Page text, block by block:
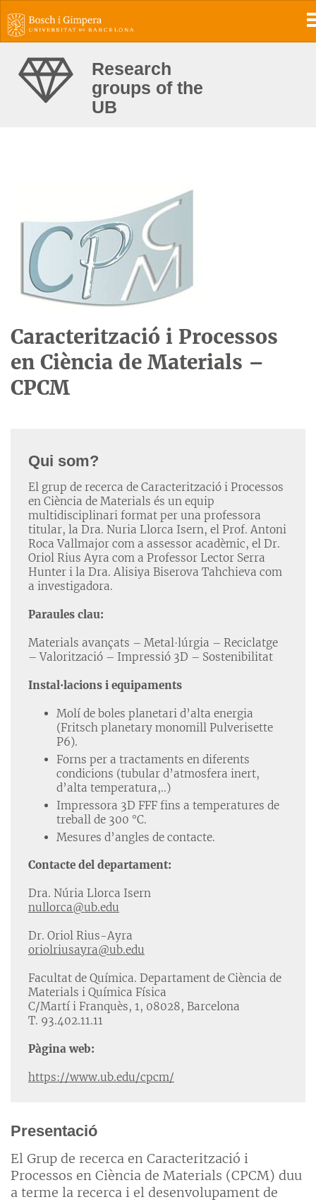
Research
groups of the
UB
Caracterització i Processos
en Ciència de Materials –
CPCM
Qui som?
El grup de recerca de Caracterització i Processos
en Ciència de Materials és un equip
multidisciplinari format per una professora
titular, la Dra. Nuria Llorca Isern, el Prof. Antoni
Roca Vallmajor com a assessor acadèmic, el Dr.
Oriol Rius Ayra com a Professor Lector Serra
Hunter i la Dra. Alisiya Biserova Tahchieva com
a investigadora.
Paraules clau:
Materials avançats – Metal·lúrgia – Reciclatge
– Valorització – Impressió 3D – Sostenibilitat
Instal·lacions i equipaments
Molí de boles planetari d’alta energia
(Fritsch planetary monomill Pulverisette
P6).
Forns per a tractaments en diferents
condicions (tubular d’atmosfera inert,
d’alta temperatura,..)
Impressora 3D FFF fins a temperatures de
treball de 300 °C.
Mesures d’angles de contacte.
Contacte del departament:
Dra. Núria Llorca Isern
nullorca@ub.edu
Dr. Oriol Rius-Ayra
oriolriusayra@ub.edu
Facultat de Química. Departament de Ciència de
Materials i Química Física
C/Martí i Franquès, 1, 08028, Barcelona
T. 93.402.11.11
Pàgina web:
https://www.ub.edu/cpcm/
Presentació
El Grup de recerca en Caracterització i
Processos en Ciència de Materials (CPCM) duu
a terme la recerca i el desenvolupament de